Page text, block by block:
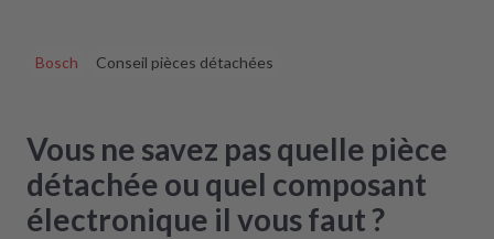
Bosch Conseil pièces détachées
Vous ne savez pas quelle pièce
détachée ou quel composant
électronique il vous faut ?